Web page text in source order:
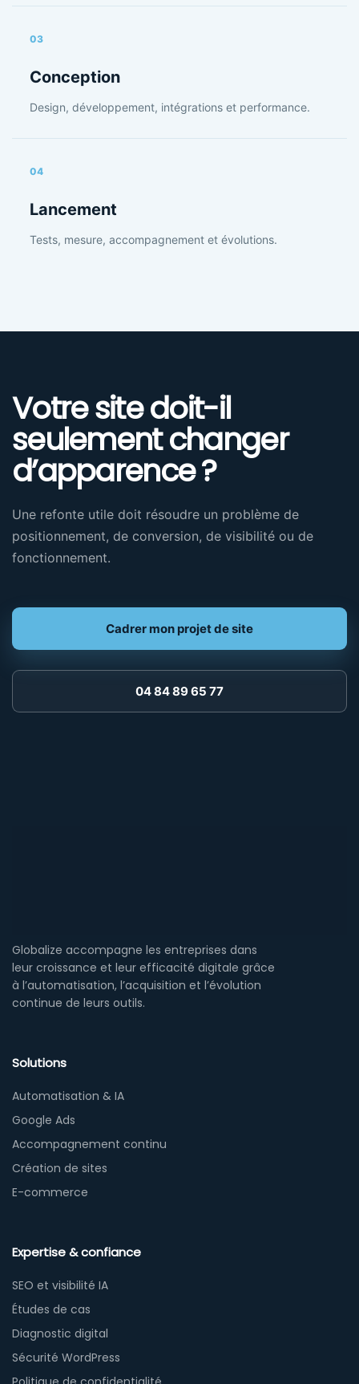
03
Conception
Design, développement, intégrations et performance.
04
Lancement
Tests, mesure, accompagnement et évolutions.
Votre site doit-il
seulement changer
d’apparence ?
Une refonte utile doit résoudre un problème de
positionnement, de conversion, de visibilité ou de
fonctionnement.
Cadrer mon projet de site
04 84 89 65 77
Globalize accompagne les entreprises dans
leur croissance et leur efficacité digitale grâce
à l’automatisation, l’acquisition et l’évolution
continue de leurs outils.
Solutions
Automatisation & IA
Google Ads
Accompagnement continu
Création de sites
E-commerce
Expertise & confiance
SEO et visibilité IA
Études de cas
Diagnostic digital
Sécurité WordPress